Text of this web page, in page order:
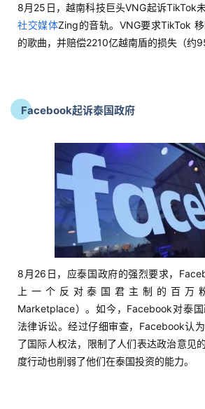
解
操
C
l
8月25日，越南科技巨头VNG起诉TikTok
社交媒体Zing的音轨。VNG要求TikTok
的歌曲，并赔偿2210亿越南盾的损失（约
Facebook起诉泰国政府
8月26日，应泰国政府的强烈要求，
上一个反对泰国君主制的百万
Marketplace）。如今，Facebook对泰
法律诉讼。经过仔细审查，Facebook认
了国际人权法，限制了人们表达政治意见
度行动也削弱了他们在泰国投资的能力。